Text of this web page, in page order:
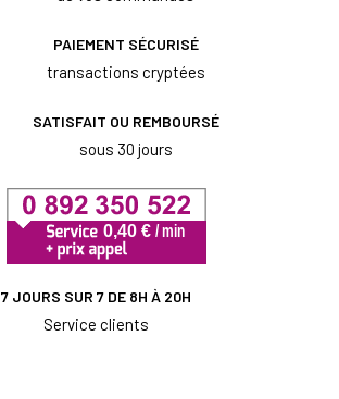
PAIEMENT SÉCURISÉ
transactions cryptées
SATISFAIT OU REMBOURSÉ
sous 30 jours
7 JOURS SUR 7 DE 8H À 20H
Service clients